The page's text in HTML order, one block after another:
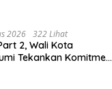
2026 322 Lihat
2, Wali Kota
Tekankan Komitmen